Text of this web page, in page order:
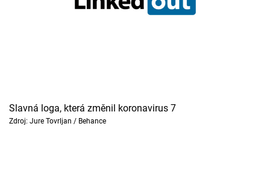
Slavná loga, která změnil koronavirus 7
Zdroj: Jure Tovrljan / Behance